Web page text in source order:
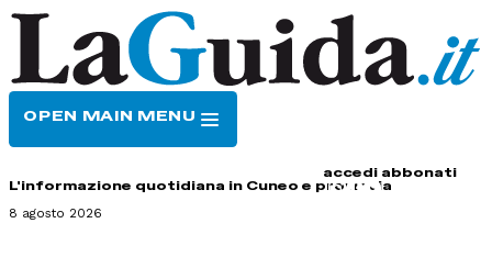
OPEN MAIN MENU
accedi abbonati
L'informazione quotidiana in Cuneo e provincia
8 agosto 2026